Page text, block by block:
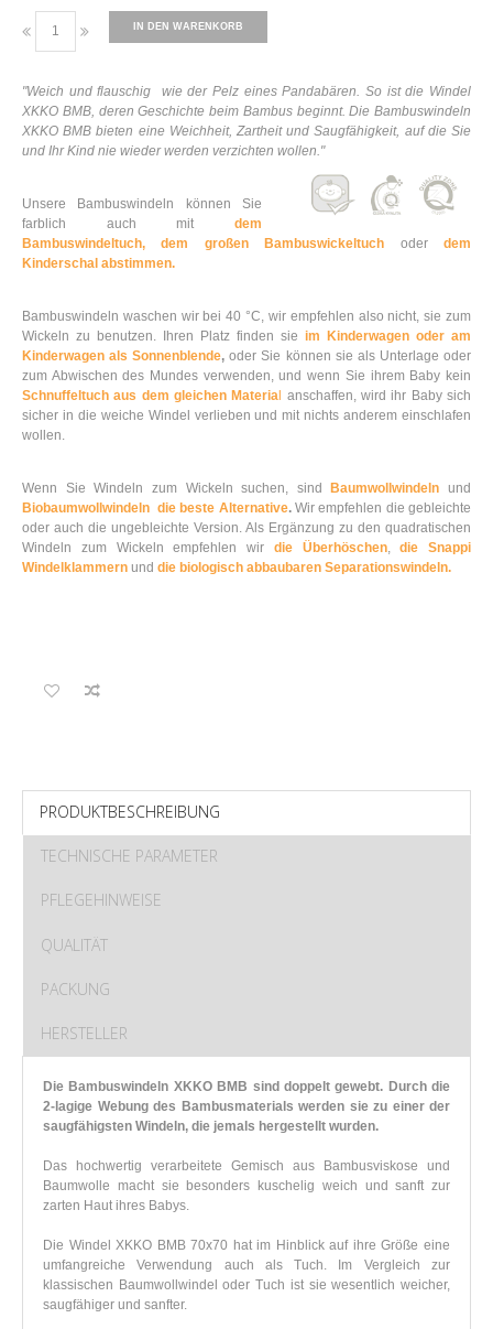
IN DEN WARENKORB
"Weich und flauschig wie der Pelz eines Pandabären. So ist die Windel
XKKO BMB, deren Geschichte beim Bambus beginnt. Die Bambuswindeln
XKKO BMB bieten eine Weichheit, Zartheit und Saugfähigkeit, auf die Sie
und Ihr Kind nie wieder werden verzichten wollen."
Unsere Bambuswindeln können Sie
farblich auch mitdem
Bambuswindeltuch,
dem großen Bambuswickeltuch oderdem
Kinderschal abstimmen.
Bambuswindeln waschen wir bei 40 °C, wir empfehlen also nicht, sie zum
Wickeln zu benutzen. Ihren Platz finden sie im Kinderwagen oder am
Kinderwagen als Sonnenblende, oder Sie können sie als Unterlage oder
zum Abwischen des Mundes verwenden, und wenn Sie ihrem Baby kein
Schnuffeltuch aus dem gleichen Materia anschaffen, wird ihr Baby sich
sicher in die weiche Windel verlieben und mit nichts anderem einschlafen
wollen.
Wenn Sie Windeln zum Wickeln suchen, sind Baumwollwindeln und
Biobaumwollwindeln die beste Alternative.Wir empfehlen die gebleichte
oder auch die ungebleichte Version. Als Ergänzung zu den quadratischen
Windeln zum Wickeln empfehlen wir die Überhöschen,die Snappi
Windelklammern und die biologisch abbaubaren Separationswindeln.
PRODUKTBESCHREIBUNG
TECHNISCHE PARAMETER
PFLEGEHINWEISE
QUALITÄT
PACKUNG
HERSTELLER
Die Bambuswindeln XKKO BMB sind doppelt gewebt. Durch die
2-lagige Webung des Bambusmaterials werden sie zu einer der
saugfähigsten Windeln, die jemals hergestellt wurden.
Das hochwertig verarbeitete Gemisch aus Bambusviskose und
Baumwolle macht sie besonders kuschelig weich und sanft zur
zarten Haut ihres Babys.
Die Windel XKKO BMB 70x70 hat im Hinblick auf ihre Größe eine
umfangreiche Verwendung auch als Tuch. Im Vergleich zur
klassischen Baumwollwindel oder Tuch ist sie wesentlich weicher,
saugfähiger und sanfter.